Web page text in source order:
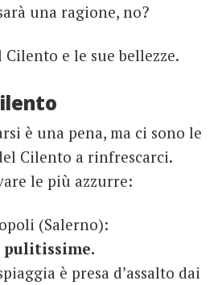
una ragione, no?
e le sue bellezze.
è una pena, ma ci sono le
Cilento a rinfrescarci.
le più azzurre:
(Salerno):
è presa d’assalto dai